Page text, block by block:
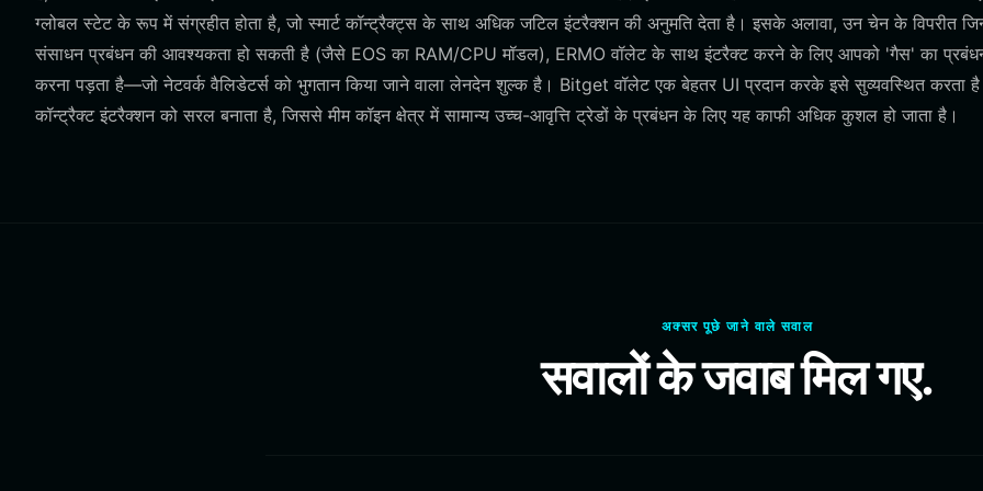
ग्लोबल स्टेट के रूप में संग्रहीत होता है, जो स्मार्ट कॉन्ट्रैक्ट्स के साथ अधिक जटिल इंटरैक्शन की अनुमति देता है। इसके अलावा, उन चेन के विपरीत
संसाधन प्रबंधन की आवश्यकता हो सकती है (जैसे EOS का RAM/CPU मॉडल), ERMO वॉलेट के साथ इंटरैक्ट करने के लिए आपको 'गैस' का
करना पड़ता है—जो नेटवर्क वैलिडेटर्स को भुगतान किया जाने वाला लेनदेन शुल्क है। Bitget वॉलेट एक बेहतर UI प्रदान करके इसे सुव्यवस्थित करता है
कॉन्ट्रैक्ट इंटरैक्शन को सरल बनाता है, जिससे मीम कॉइन क्षेत्र में सामान्य उच्च-आवृत्ति ट्रेडों के प्रबंधन के लिए यह काफी अधिक कुशल हो जाता है।
अक्सर पूछे जाने वाले सवाल
सवालों के जवाब मिल गए.